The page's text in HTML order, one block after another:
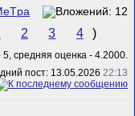
2 3 4 )
пост: 13.05.2026 22:13